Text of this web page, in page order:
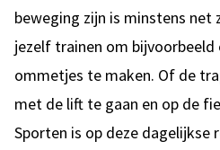
beweging zijn is minstens net
jezelf trainen om bijvoorbeeld
ommetjes te maken. Of de
met de lift te gaan en op de
Sporten is op deze dagelijkse